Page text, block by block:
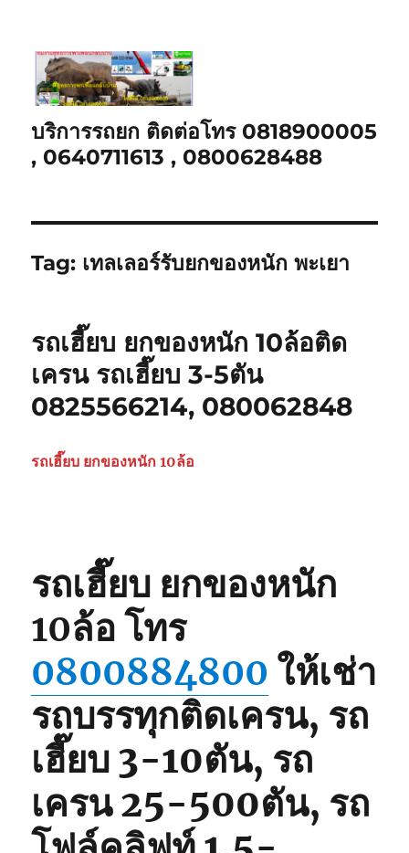
บริการรถยก ติดต่อโทร 0818900005
, 0640711613 , 0800628488
Tag: เทลเลอร์รับยกของหนัก พะเยา
รถเฮี๊ยบ ยกของหนัก 10ล้อติด
เครน รถเฮี๊ยบ 3-5ตัน
0825566214, 080062848
รถเฮี๊ยบ ยกของหนัก 10ล้อ
รถเฮี๊ยบ ยกของหนัก
10ล้อ โทร
0800884800 ให้เช่า
รถบรรทุกติดเครน, รถ
เฮี๊ยบ 3-10ตัน, รถ
เครน 25-500ตัน, รถ